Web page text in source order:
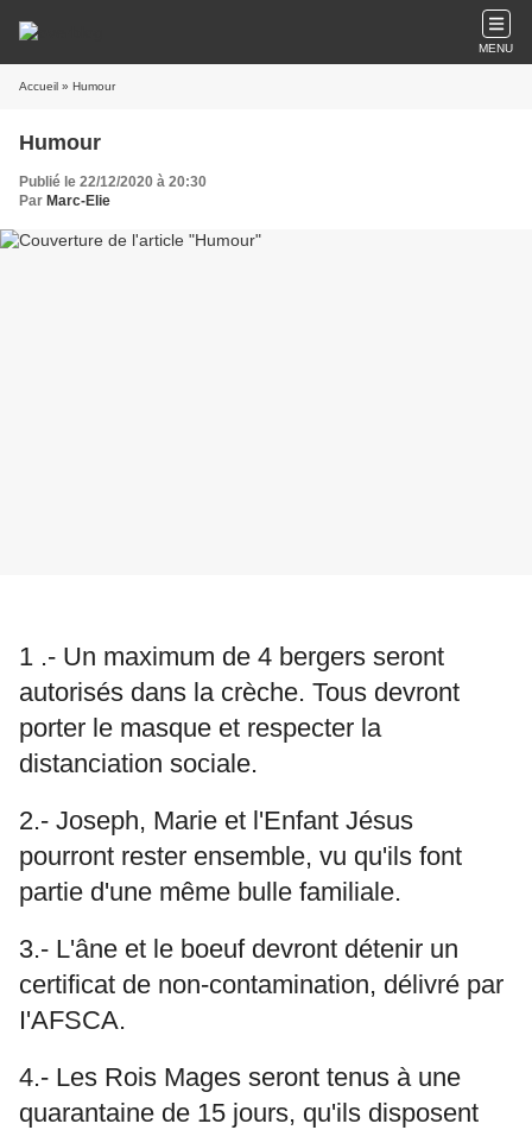
MENU
Accueil » Humour
Humour
Publié le 22/12/2020 à 20:30
Par Marc-Elie
1 .- Un maximum de 4 bergers seront
autorisés dans la crèche. Tous devront
porter le masque et respecter la
distanciation sociale.
2.- Joseph, Marie et l'Enfant Jésus
pourront rester ensemble, vu qu'ils font
partie d'une même bulle familiale.
3.- L'âne et le boeuf devront détenir un
certificat de non-contamination, délivré par
I'AFSCA.
4.- Les Rois Mages seront tenus à une
quarantaine de 15 jours, qu'ils disposent